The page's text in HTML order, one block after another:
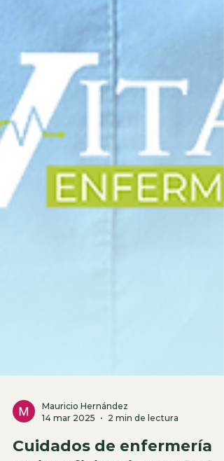
14 mar 2025
2 min de lectura